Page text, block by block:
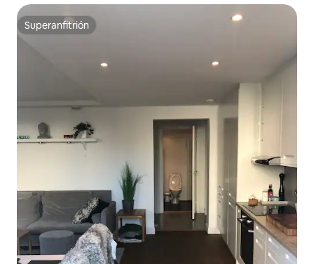
Superanfitrión
Superanfitrión